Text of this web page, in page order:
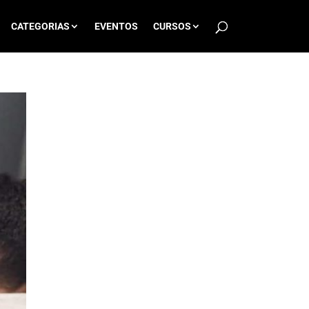
CATEGORIAS EVENTOS CURSOS